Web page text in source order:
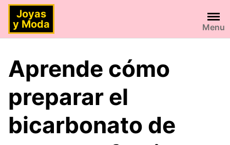
Saltar
contenido
Joyas
y Moda
Menu
Aprende cómo
preparar el
bicarbonato de